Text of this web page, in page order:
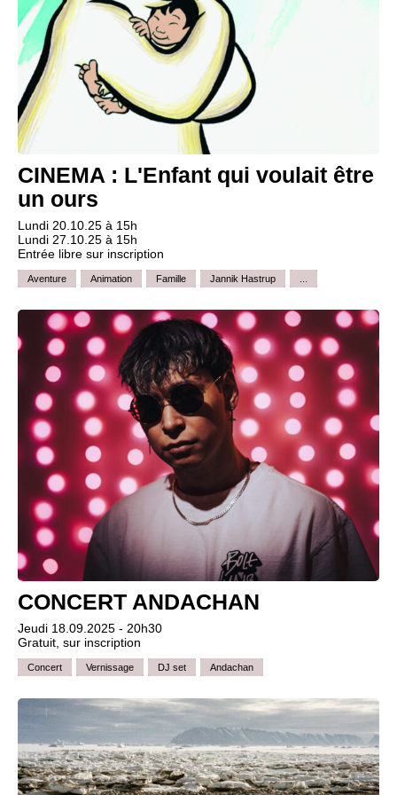
CINEMA : L'Enfant qui voulait être
un ours
Lundi 20.10.25 à 15h
Lundi 27.10.25 à 15h
Entrée libre sur inscription
Aventure Animation Famille Jannik Hastrup ...
CONCERT ANDACHAN
Jeudi 18.09.2025 - 20h30
Gratuit, sur inscription
Concert Vernissage DJ set Andachan